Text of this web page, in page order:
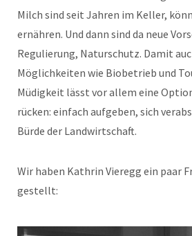
Milch sind seit Jahren im Keller,
ernähren. Und dann sind da neue
Regulierung, Naturschutz. Damit
Möglichkeiten wie Biobetrieb und
Müdigkeit lässt vor allem eine
rücken: einfach aufgeben, sich
Bürde der Landwirtschaft.
Wir haben Kathrin Vieregg ein paar
gestellt: